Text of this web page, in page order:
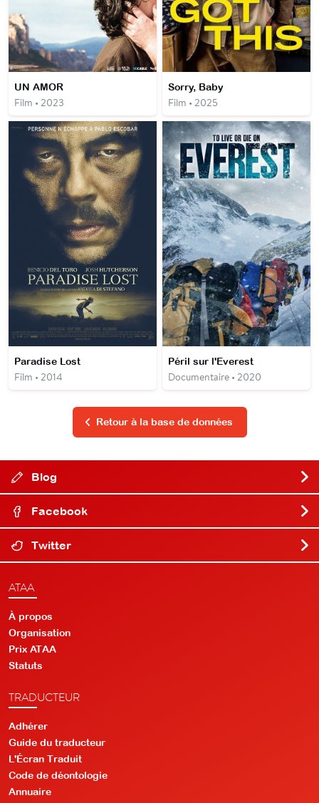
UN AMOR
Film • 2023
Sorry, Baby
Film • 2025
Paradise Lost
Film • 2014
Péril sur l'Everest
Documentaire • 2020
Retour à la base de données
Blog
Facebook
Twitter
ATAA
À propos
Organisation
Prix ATAA
Statuts
TRADUCTEUR
Adhérer
Guide du traducteur
L'Écran Traduit
Code de déontologie
Annuaire